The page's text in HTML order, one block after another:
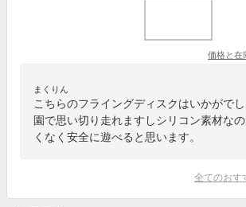
価格と在
まくりん
こちらのフライングディスクはいかがで
園で思い切り走れますしシリコン素材な
くなく安全に遊べると思います。
全てのおす